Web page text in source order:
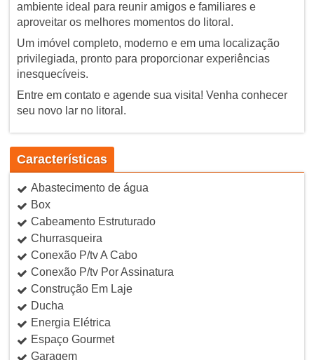
ambiente ideal para reunir amigos e familiares e
aproveitar os melhores momentos do litoral.
Um imóvel completo, moderno e em uma localização
privilegiada, pronto para proporcionar experiências
inesquecíveis.
Entre em contato e agende sua visita! Venha conhecer
seu novo lar no litoral.
Características
Abastecimento de água
Box
Cabeamento Estruturado
Churrasqueira
Conexão P/tv A Cabo
Conexão P/tv Por Assinatura
Construção Em Laje
Ducha
Energia Elétrica
Espaço Gourmet
Garagem